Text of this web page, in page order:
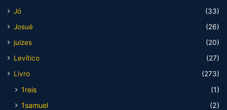
Jó
(33)
Josué
(26)
juizes
(20)
Levítico
(27)
Livro
(273)
1reis
(1)
1samuel
(2)